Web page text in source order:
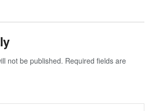
not be published. Required fields are